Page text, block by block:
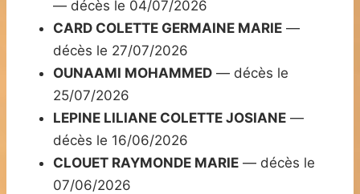
— décès le 04/07/2026
CARD COLETTE GERMAINE MARIE —
décès le 27/07/2026
OUNAAMI MOHAMMED — décès le
25/07/2026
LEPINE LILIANE COLETTE JOSIANE —
décès le 16/06/2026
CLOUET RAYMONDE MARIE — décès le
07/06/2026